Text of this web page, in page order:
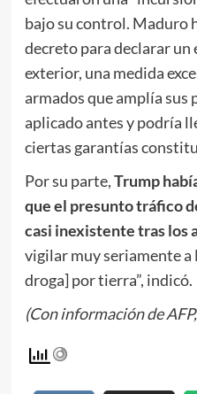
bajo su control. Maduro
decreto para declarar un
exterior, una medida
armados que amplía sus
aplicado antes y podría
ciertas garantías
Por su parte,Trump
que el presunto tráfico
casi inexistente tras los
vigilar muy seriamente a
droga] por tierra”, indicó.
(Con información de